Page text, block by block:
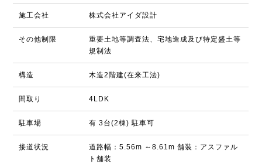
施工会社 株式会社アイダ設計
その他制限
重要土地等調査法、宅地造成及び特定盛土等
規制法
構造 木造2階建(在来工法)
間取り 4LDK
駐車場 有 3台(2棟) 駐車可
接道状況
道路幅：5.56m ～8.61m 舗装：アスファル
ト舗装